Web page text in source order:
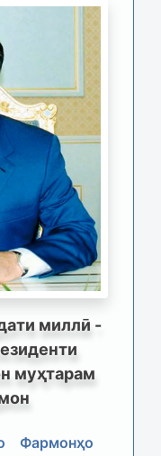
миллӣ -
муҳтарам
Фармонҳо